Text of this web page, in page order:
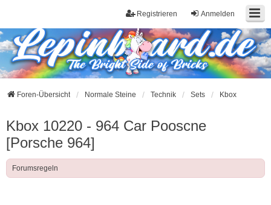
Anmelden
Registrieren
Foren-Übersicht Normale Steine Technik Sets Kbox
Kbox 10220 - 964 Car Pooscne
[Porsche 964]
Forumsregeln